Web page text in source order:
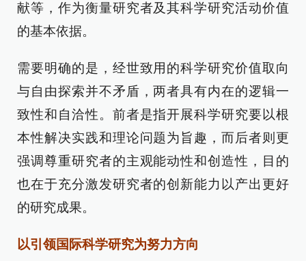
献等，作为衡量研究者及其科学研究活动价值
的基本依据。
需要明确的是，经世致用的科学研究价值取向
与自由探索并不矛盾，两者具有内在的逻辑一
致性和自洽性。前者是指开展科学研究要以根
本性解决实践和理论问题为旨趣，而后者则更
强调尊重研究者的主观能动性和创造性，目的
也在于充分激发研究者的创新能力以产出更好
的研究成果。
以引领国际科学研究为努力方向